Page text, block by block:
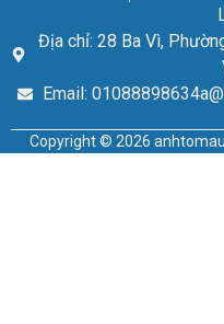
Địa chỉ: 28 Ba Vì,
Email:
Copyright © 2026